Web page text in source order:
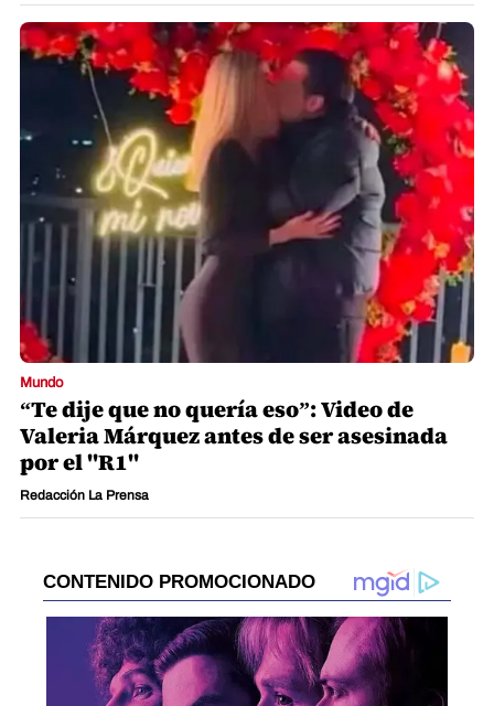
Mundo
“Te dije que no quería eso”: Video de
Valeria Márquez antes de ser asesinada
por el "R1"
Redacción La Prensa